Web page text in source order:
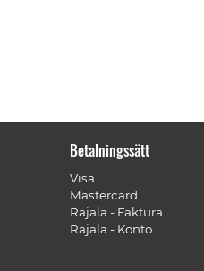
Betalningssätt
Visa
Mastercard
Rajala - Faktura
Rajala - Konto